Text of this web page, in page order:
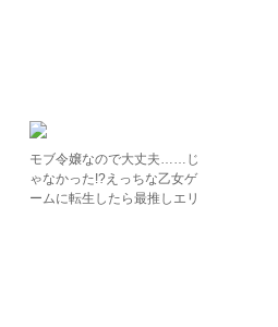
モブ令嬢なので大丈夫……じ
ゃなかった!?えっちな乙女ゲ
ームに転生したら最推しエリ